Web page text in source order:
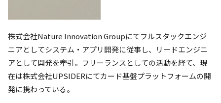
株式会社Nature Innovation Groupにてフルスタックエンジ
ニアとしてシステム・アプリ開発に従事し、リードエンジニ
アとして開発を牽引。フリーランスとしての活動を経て、現
在は株式会社UPSIDERにてカード基盤プラットフォームの開
発に携わっている。